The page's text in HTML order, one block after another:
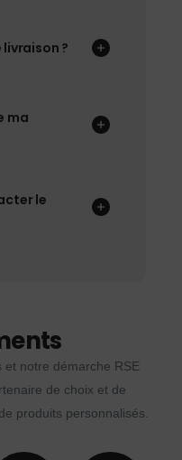
livraison ?
ma
le
et notre démarche RSE
de choix et de
produits personnalisés.